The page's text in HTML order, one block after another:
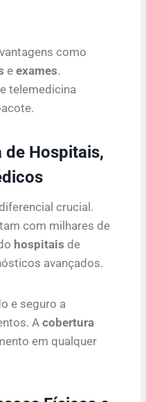
como
e exames.
telemedicina
de Hospitais,
crucial.
com milhares de
hospitais de
avançados.
e seguro a
A cobertura
em qualquer